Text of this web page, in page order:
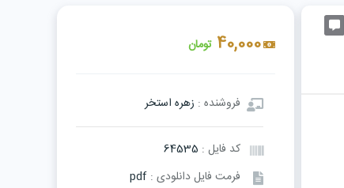
40,000 تومان
فروشنده : زهره استخر
کد فایل : 64535
فرمت فایل دانلودی : pdf